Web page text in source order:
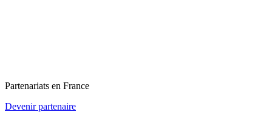
Partenariats en France
Devenir partenaire